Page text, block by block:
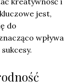
jest,
do
wpływa